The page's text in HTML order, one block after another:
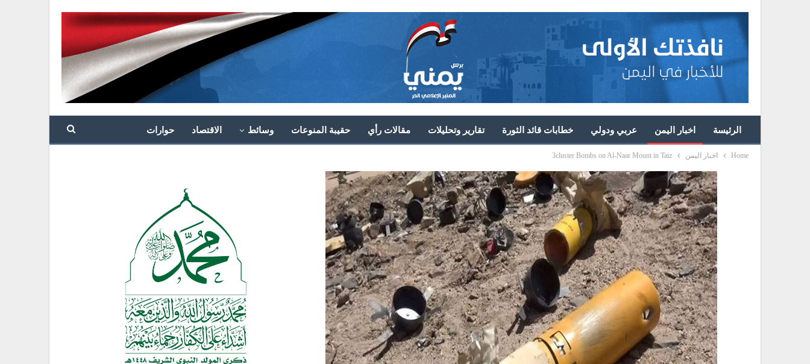
الرئيسة اخبار اليمن عربي ودولي خطابات قائد الثورة تقارير وتحليلات مقالات رأي حقيبة المنوعات وسائط الاقتصاد حوارات
Home اخبار اليمن 3cluster Bombs on Al-Naar Mount in Taiz